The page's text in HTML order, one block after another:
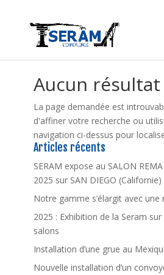
Aucun résultat
La page demandée est
d'affiner votre recherche ou
navigation ci-dessus pour
Articles récents
SERAM expose au SALON
2025 sur SAN DIEGO (Californie)
Notre gamme s’élargit avec une
2025 : Exhibition de la Seram
salons
Installation d’une grue au
Nouvelle installation d’un